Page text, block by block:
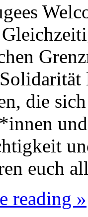
die
euch
reading »